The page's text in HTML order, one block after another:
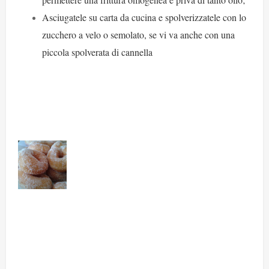
Asciugatele su carta da cucina e spolverizzatele con lo
zucchero a velo o semolato, se vi va anche con una
piccola spolverata di cannella